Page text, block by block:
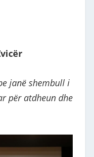
janë shembull i
për atdheun dhe